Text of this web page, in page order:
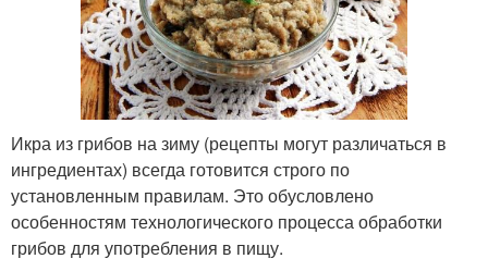
Икра из грибов на зиму (рецепты могут различаться в
ингредиентах) всегда готовится строго по
установленным правилам. Это обусловлено
особенностям технологического процесса обработки
грибов для употребления в пищу.